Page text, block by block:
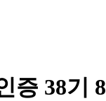
증 38기